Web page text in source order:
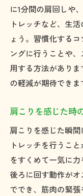
に1分間の肩回しや
トレッチなど、生
ょう。習慣化する
ングに行うことや
用する方法があり
の軽減が期待できま
肩こりを感じた時
肩こりを感じた瞬
トレッチを行うこ
をすくめて一気に
後ろに回す動作が
ででき、筋肉の緊